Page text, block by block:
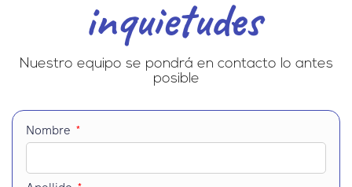
inquietudes
Nuestro equipo se pondrá en contacto lo antes
posible
Nombre